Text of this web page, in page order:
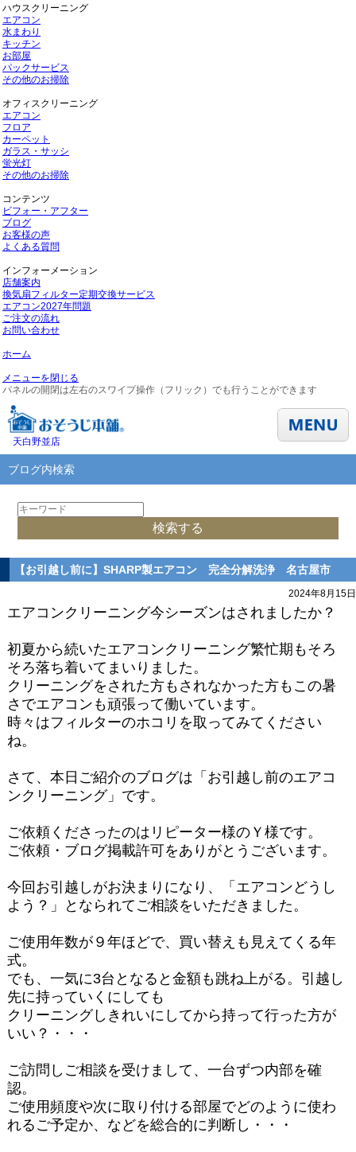
ハウスクリーニング
エアコン
水まわり
キッチン
お部屋
パックサービス
その他のお掃除
オフィスクリーニング
エアコン
フロア
カーペット
ガラス・サッシ
蛍光灯
その他のお掃除
コンテンツ
ビフォー・アフター
ブログ
お客様の声
よくある質問
インフォーメーション
店舗案内
換気扇フィルター定期交換サービス
エアコン2027年問題
ご注文の流れ
お問い合わせ
ホーム
メニューを閉じる
パネルの開閉は左右のスワイプ操作（フリック）でも行うことができます
天白野並店
ブログ内検索
【お引越し前に】SHARP製エアコン 完全分解洗浄 名古屋市
2024年8月15日
エアコンクリーニング今シーズンはされましたか？
初夏から続いたエアコンクリーニング繁忙期もそろ
そろ落ち着いてまいりました。
クリーニングをされた方もされなかった方もこの暑
さでエアコンも頑張って働いています。
時々はフィルターのホコリを取ってみてください
ね。
さて、本日ご紹介のブログは「お引越し前のエアコ
ンクリーニング」です。
ご依頼くださったのはリピーター様のＹ様です。
ご依頼・ブログ掲載許可をありがとうございます。
今回お引越しがお決まりになり、「エアコンどうし
よう？」となられてご相談をいただきました。
ご使用年数が９年ほどで、買い替えも見えてくる年
式。
でも、一気に3台となると金額も跳ね上がる。引越し
先に持っていくにしても
クリーニングしきれいにしてから持って行った方が
いい？・・・
ご訪問しご相談を受けまして、一台ずつ内部を確
認。
ご使用頻度や次に取り付ける部屋でどのように使わ
れるご予定か、などを総合的に判断し・・・